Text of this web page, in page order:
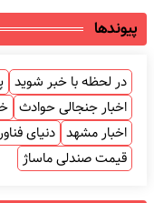
پیوندها
در لحظه با خبر شوید
اخبار جنجالی حوادث
اخبار مشهد دنیای
قیمت صندلی ماساژ